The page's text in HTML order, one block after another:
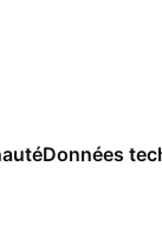
Données